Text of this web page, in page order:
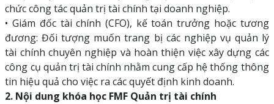
chức công tác quản trị tài chính tại doanh nghiệp.
• Giám đốc tài chính (CFO), kế toán trưởng hoặc tương
đương: Đối tượng muốn trang bị các nghiệp vụ quản lý
tài chính chuyên nghiệp và hoàn thiện việc xây dựng các
công cụ quản trị tài chính nhằm cung cấp hệ thống thông
tin hiệu quả cho việc ra các quyết định kinh doanh.
2. Nội dung khóa học FMF Quản trị tài chính